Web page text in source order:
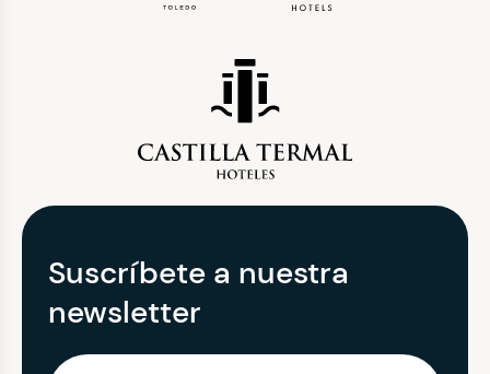
Suscríbete a nuestra
newsletter